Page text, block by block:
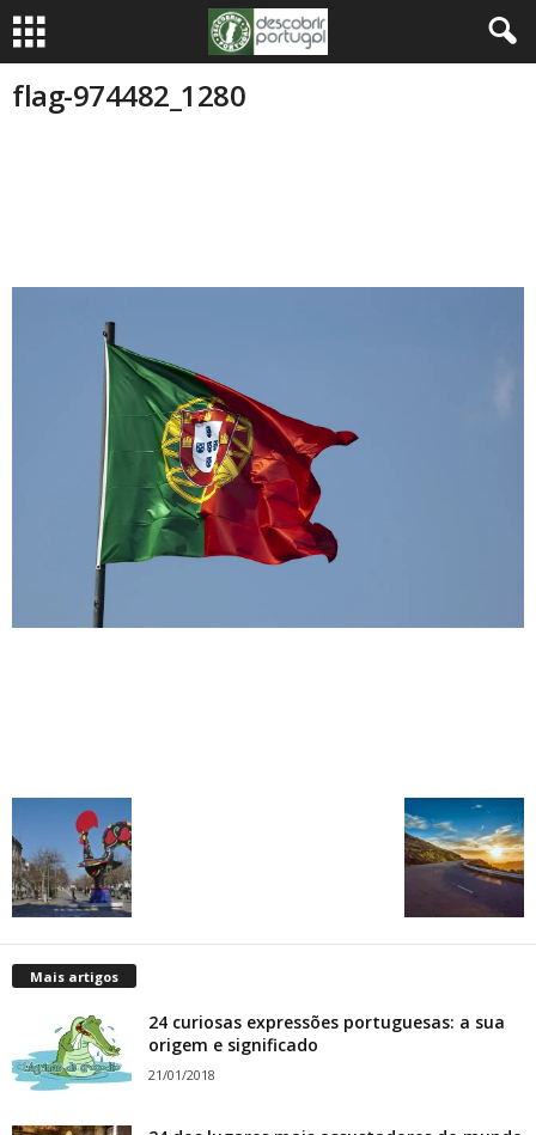
flag-974482_1280
Mais artigos
24 curiosas expressões portuguesas: a sua
origem e significado
21/01/2018